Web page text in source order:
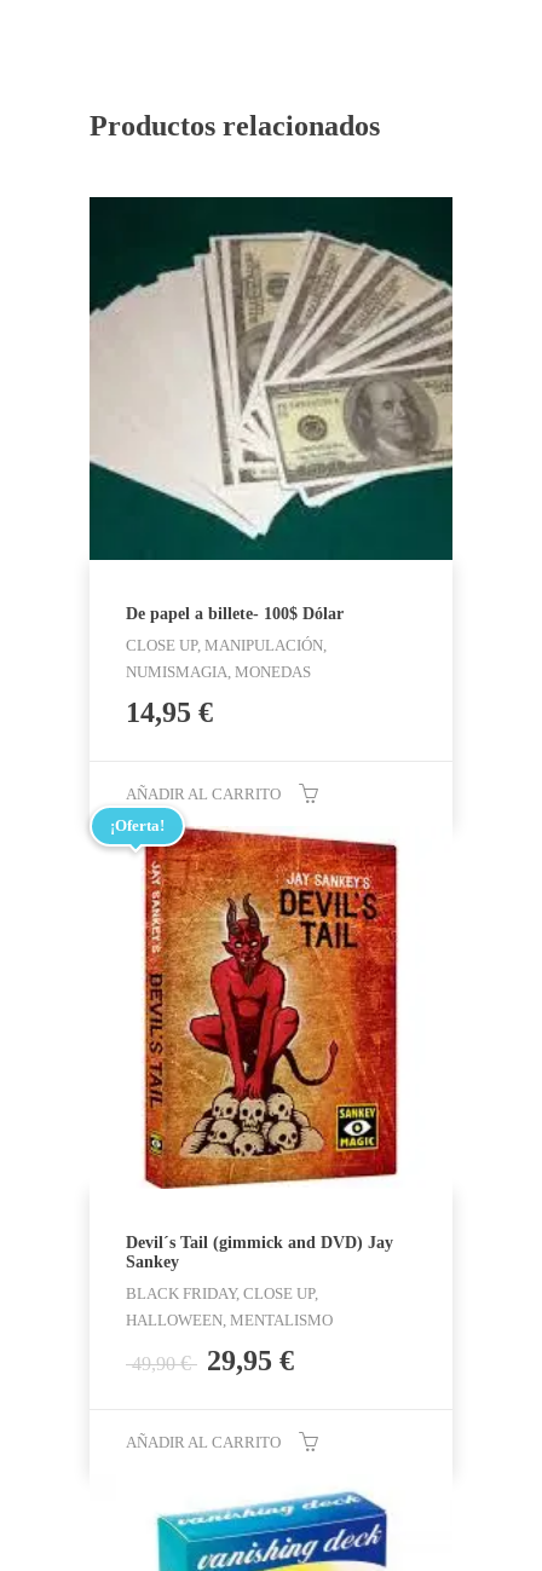
Productos relacionados
De papel a billete- 100$ Dólar
CLOSE UP, MANIPULACIÓN,
NUMISMAGIA, MONEDAS
14,95 €
AÑADIR AL CARRITO
¡Oferta!
Devil´s Tail (gimmick and DVD) Jay
Sankey
BLACK FRIDAY, CLOSE UP,
HALLOWEEN, MENTALISMO
49,90€
El
era:
29,95 €El
es:
AÑADIR AL CARRITO